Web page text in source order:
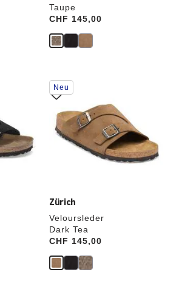
Taupe
Price:
CHF 145,00
Zürich
Veloursleder
Dark Tea
Price:
CHF 145,00
Durch
Anklicken
der
Farben
werden
die
Produktbilder
aktualisiert.
Neu